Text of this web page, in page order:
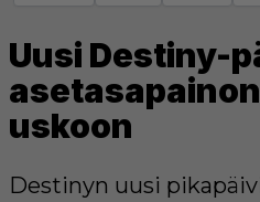
Uusi Destiny-
uskoon
Destinyn uusi